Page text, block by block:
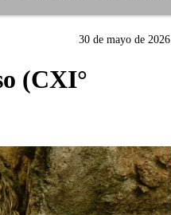
30 de mayo de 2026
(CXI°